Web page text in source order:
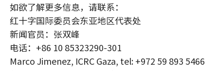
如欲了解更多信息，请联系：
红十字国际委员会东亚地区代表处
新闻官员：张双峰
电话：+86 10 85323290-301
Marco Jimenez, ICRC Gaza, tel: +972 59 893 5466